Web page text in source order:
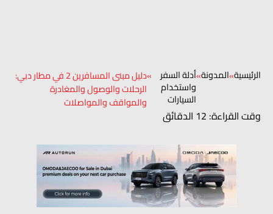
الرئيسية»المدونة»أدلة السفر
واستخدام
السيارات
»
دليل مبنى المسافرين 2 في مطار دبي:
الرحلات والوصول والمغادرة
والمواقف والمواصلات
وقت القراءة: 12 الدقائق